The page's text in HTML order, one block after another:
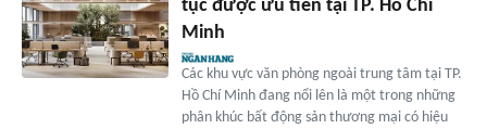
tục được ưu tiên tại TP. Hồ Chí
Minh
Các khu vực văn phòng ngoài trung tâm tại TP.
Hồ Chí Minh đang nổi lên là một trong những
phân khúc bất động sản thương mại có hiệu